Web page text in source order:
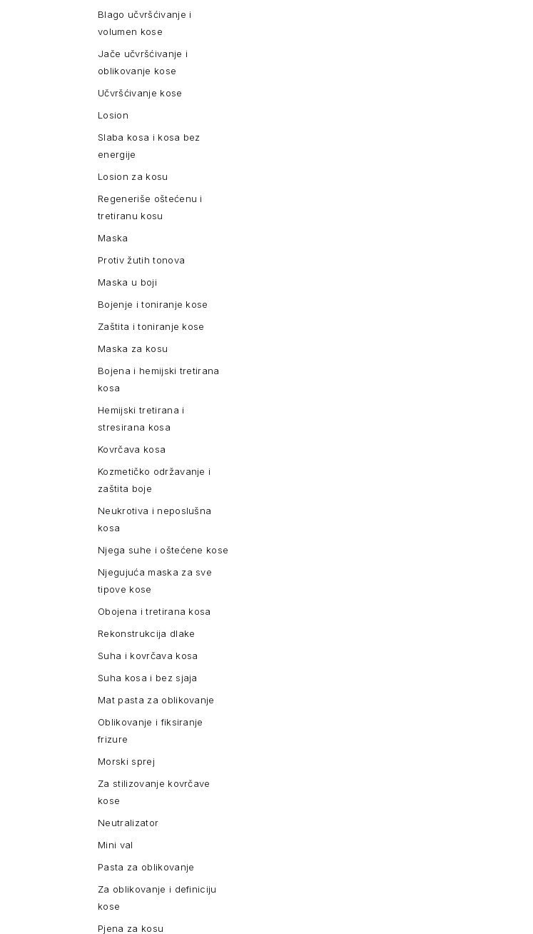
Blago učvršćivanje i
volumen kose
Jače učvršćivanje i
oblikovanje kose
Učvršćivanje kose
Losion
Slaba kosa i kosa bez
energije
Losion za kosu
Regeneriše oštećenu i
tretiranu kosu
Maska
Protiv žutih tonova
Maska u boji
Bojenje i toniranje kose
Zaštita i toniranje kose
Maska za kosu
Bojena i hemijski tretirana
kosa
Hemijski tretirana i
stresirana kosa
Kovrčava kosa
Kozmetičko održavanje i
zaštita boje
Neukrotiva i neposlušna
kosa
Njega suhe i oštećene kose
Njegujuća maska za sve
tipove kose
Obojena i tretirana kosa
Rekonstrukcija dlake
Suha i kovrčava kosa
Suha kosa i bez sjaja
Mat pasta za oblikovanje
Oblikovanje i fiksiranje
frizure
Morski sprej
Za stilizovanje kovrčave
kose
Neutralizator
Mini val
Pasta za oblikovanje
Za oblikovanje i definiciju
kose
Pjena za kosu